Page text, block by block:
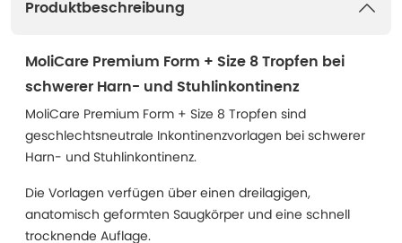
Produktbeschreibung
MoliCare Premium Form + Size 8 Tropfen bei
schwerer Harn- und Stuhlinkontinenz
MoliCare Premium Form + Size 8 Tropfen sind
geschlechtsneutrale Inkontinenzvorlagen bei schwerer
Harn- und Stuhlinkontinenz.
Die Vorlagen verfügen über einen dreilagigen,
anatomisch geformten Saugkörper und eine schnell
trocknende Auflage.